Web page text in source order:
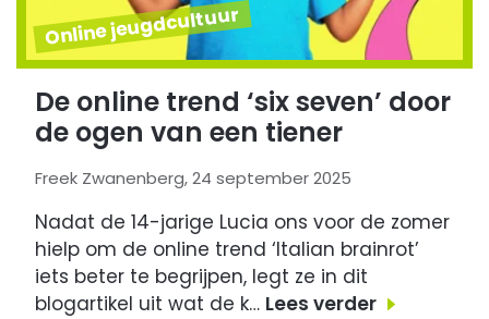
Online jeugdcultuur
De online trend ‘six seven’ door
de ogen van een tiener
Freek Zwanenberg, 24 september 2025
Nadat de 14-jarige Lucia ons voor de zomer
hielp om de online trend ‘Italian brainrot’
iets beter te begrijpen, legt ze in dit
blogartikel uit wat de k… Lees verder